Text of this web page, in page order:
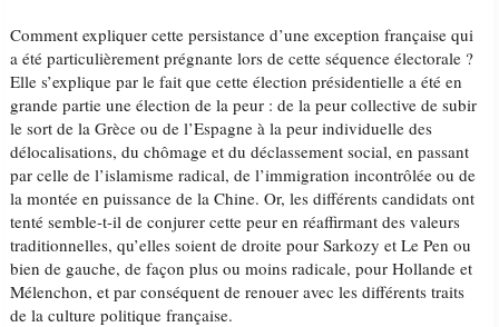
Comment expliquer cette persistance d’une exception française qui
a été particulièrement prégnante lors de cette séquence électorale ?
Elle s’explique par le fait que cette élection présidentielle a été en
grande partie une élection de la peur : de la peur collective de subir
le sort de la Grèce ou de l’Espagne à la peur individuelle des
délocalisations, du chômage et du déclassement social, en passant
par celle de l’islamisme radical, de l’immigration incontrôlée ou de
la montée en puissance de la Chine. Or, les différents candidats ont
tenté semble-t-il de conjurer cette peur en réaffirmant des valeurs
traditionnelles, qu’elles soient de droite pour Sarkozy et Le Pen ou
bien de gauche, de façon plus ou moins radicale, pour Hollande et
Mélenchon, et par conséquent de renouer avec les différents traits
de la culture politique française.